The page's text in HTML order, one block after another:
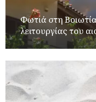
Φωτιά στη
λειτουργίας του